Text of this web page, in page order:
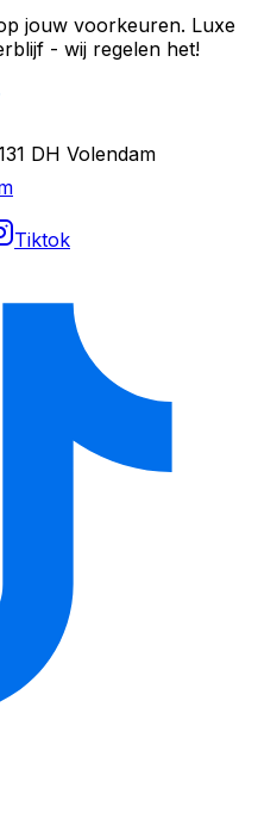
jouw voorkeuren. Luxe
- wij regelen het!
DH Volendam
Tiktok